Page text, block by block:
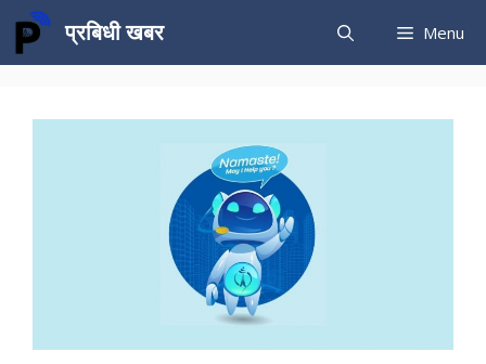
Skip
content
प्रबिधी खबर Menu